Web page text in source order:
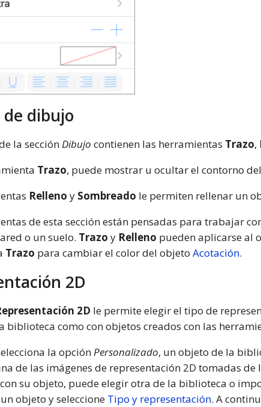
dibujo
la secciónDibujo contienen las herramientas Trazo,
Trazo, puede mostrar u ocultar el contorno
Relleno y Sombreado le permiten rellenar un
de esta sección están pensadas para trabajar
o un suelo. Trazo y Relleno pueden aplicarse al
Trazo para cambiar el color del objeto Acotación.
2D
2D le permite elegir el tipo de
biblioteca como con objetos creados con las
la opciónPersonalizado, un objeto de la
de las imágenes de representación 2D tomadas
su objeto, puede elegir otra de la biblioteca o
objeto y seleccione Tipo y representación. A